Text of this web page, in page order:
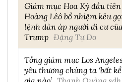
Giám mục Hoa Kỳ đầu
Hoàng Lêô bổ nhiệm kêu
lệnh đàn áp người di cư
Trump Đặng Tự Do
Tổng giám mục Los
yêu thương chúng ta ‘bất